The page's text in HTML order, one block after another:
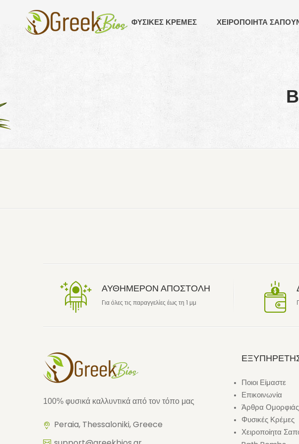
ΦΥΣΙΚΕΣ ΚΡΕΜΕΣ ΧΕΙΡΟΠΟΙΗΤΑ
ΑΥΘΗΜΕΡΟΝ ΑΠΟΣΤΟΛΗ
Για όλες τις παραγγελίες έως τη 1 μμ
100% φυσικά καλλυντικά από τον τόπο μας
Peraia, Thessaloniki, Greece
Ποιοι Είμαστε
Επικοινωνία
Άρθρα Ομορφιάς
Φυσικές Κρέμες
Χειροποίητα